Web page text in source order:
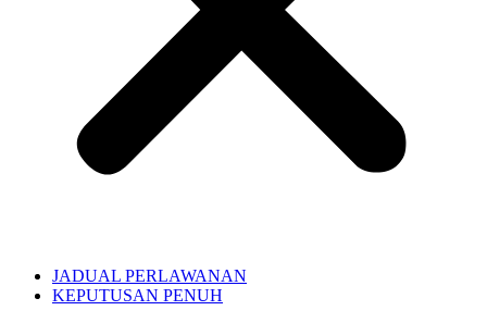
JADUAL PERLAWANAN
KEPUTUSAN PENUH